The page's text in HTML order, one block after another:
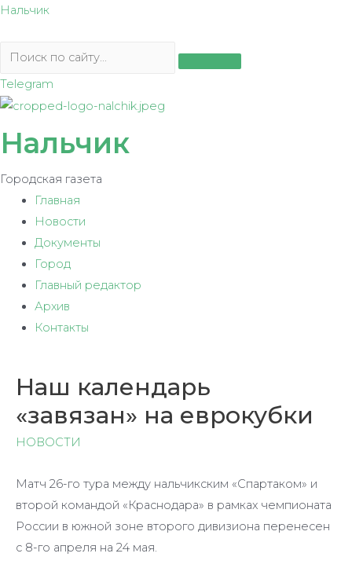
Перейти
содержимому
Нальчик
Telegram
Нальчик
Городская газета
Главная
Новости
Документы
Город
Главный редактор
Архив
Контакты
Наш календарь
«завязан» на еврокубки
НОВОСТИ
Матч 26-го тура между нальчикским «Спартаком» и
второй командой «Краснодара» в рамках чемпионата
России в южной зоне второго дивизиона перенесен
с 8-го апреля на 24 мая.